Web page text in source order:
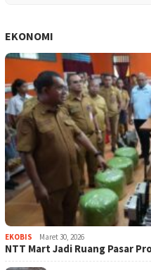
EKONOMI
EKOBIS Maret 30, 2026
NTT Mart Jadi Ruang Pasar